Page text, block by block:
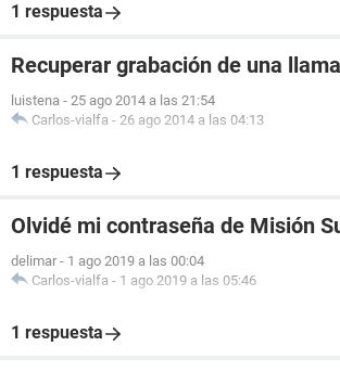
1 respuesta
Recuperar grabación de una
luistena - 25 ago 2014 a las 21:54
Carlos-vialfa - 26 ago 2014 a las 04:13
1 respuesta
Olvidé mi contraseña de Misión
delimar - 1 ago 2019 a las 00:04
Carlos-vialfa - 1 ago 2019 a las 05:46
1 respuesta